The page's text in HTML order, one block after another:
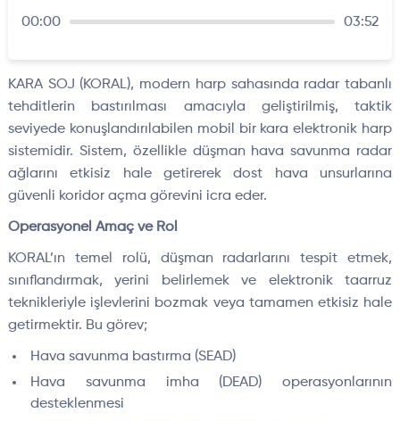
00:00 03:52
KARA SOJ (KORAL), modern harp sahasında radar tabanlı
tehditlerin bastırılması amacıyla geliştirilmiş, taktik
seviyede konuşlandırılabilen mobil bir kara elektronik harp
sistemidir. Sistem, özellikle düşman hava savunma radar
ağlarını etkisiz hale getirerek dost hava unsurlarına
güvenli koridor açma görevini icra eder.
Operasyonel Amaç ve Rol
KORAL’ın temel rolü, düşman radarlarını tespit etmek,
sınıflandırmak, yerini belirlemek ve elektronik taarruz
teknikleriyle işlevlerini bozmak veya tamamen etkisiz hale
getirmektir. Bu görev;
Hava savunma bastırma (SEAD)
Hava savunma imha (DEAD) operasyonlarının
desteklenmesi